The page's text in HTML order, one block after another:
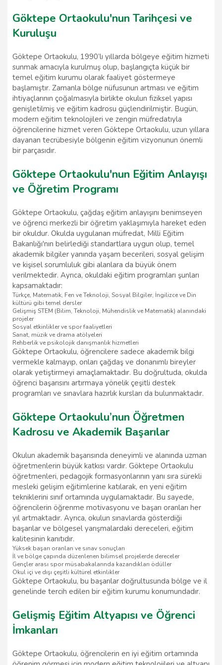
Göktepe Ortaokulu'nun Tarihçesi ve
Kuruluşu
Göktepe Ortaokulu, 1990’lı yıllarda bölgeye eğitim hizmeti
sunmak amacıyla kurulmuş olup, başlangıçta küçük bir
temel eğitim kurumu olarak faaliyet göstermeye
başlamıştır. Zamanla bölge nüfusunun artması ve eğitim
ihtiyaçlarının çoğalmasıyla birlikte okulun fiziksel yapısı
genişletilmiş ve eğitim kadrosu güçlendirilmiştir. Bugün,
modern eğitim teknolojileri ve zengin müfredatıyla
öğrencilerine hizmet veren Göktepe Ortaokulu, uzun yıllara
dayanan tecrübesiyle bölgenin eğitim vizyonunun önemli
bir parçasıdır.
Göktepe Ortaokulu'nun Eğitim Anlayışı
ve Öğretim Programı
Göktepe Ortaokulu, çağdaş eğitim anlayışını benimseyen
ve öğrenci merkezli bir öğretim yaklaşımıyla hareket eden
bir okuldur. Okulda uygulanan müfredat, Milli Eğitim
Bakanlığı'nın belirlediği standartlara uygun olup, temel
akademik bilgiler yanında yaşam becerileri, sosyal gelişim
ve kişisel sorumluluk gibi alanlara da büyük önem
verilmektedir. Ayrıca, okuldaki eğitim programları şunları
kapsamaktadır:
Türkçe, Matematik, Fen ve Teknoloji, Sosyal Bilgiler, İngilizce ve Din
kültürü gibi temel dersler
Gelişmiş STEM (Bilim, Teknoloji, Mühendislik ve Matematik) alanındaki
projeler
Sosyal etkinlikler ve spor faaliyetleri
Sanat, müzik ve drama atölyeleri
Rehberlik ve psikolojik danışmanlık hizmetleri
Göktepe Ortaokulu, öğrencilere sadece akademik bilgi
vermekle kalmayıp, onları çağdaş ve donanımlı bireyler
olarak yetiştirmeyi amaçlamaktadır. Bu doğrultuda, okulda
öğrenci başarısını artırmaya yönelik çeşitli destek
programları ve sınavlara hazırlık kursları da bulunmaktadır.
Göktepe Ortaokulu’nun Öğretmen
Kadrosu ve Akademik Başarılar
Okulun akademik başarısında deneyimli ve alanında uzman
öğretmenlerin büyük katkısı vardır. Göktepe Ortaokulu
öğretmenleri, pedagojik formasyonlarının yanı sıra sürekli
mesleki gelişim eğitimlerine katılarak, en yeni eğitim
tekniklerini sınıf ortamında uygulamaktadır. Bu sayede,
öğrencilerin öğrenme motivasyonu ve başarı oranları her
yıl artmaktadır. Ayrıca, okulun sınavlarda gösterdiği
başarılar ve bölgesel yarışmalardaki dereceleri, eğitim
kalitesinin kanıtıdır.
Yüksek başarı oranları ve sınav sonuçları
İl ve bölge çapında düzenlenen bilimsel projelerde dereceler
Gençler arası spor müsabakalarında kazandıkları ödüller
Okul içi ve dışı çeşitli kültürel etkinlikler
Göktepe Ortaokulu, bu başarılar doğrultusunda bölge ve il
genelinde tercih edilen bir eğitim kurumu konumundadır.
Gelişmiş Eğitim Altyapısı ve Öğrenci
İmkanları
Göktepe Ortaokulu, öğrencilerin en iyi eğitim ortamında